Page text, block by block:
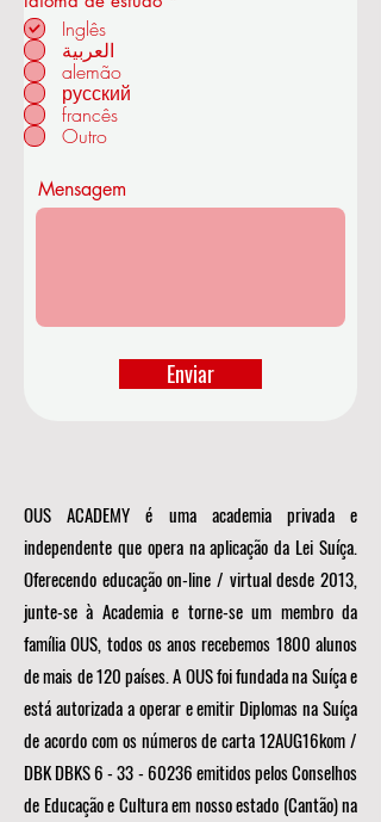
em ZÜRIQUE - SUÍÇA
OUS ACADEMY é uma academia privada e
independente que opera na aplicação da Lei Suíça.
Oferecendo educação on-line / virtual desde 2013,
junte-se à Academia e torne-se um membro da
família OUS, todos os anos recebemos 1800 alunos
de mais de 120 países. A OUS foi fundada na Suíça e
está autorizada a operar e emitir Diplomas na Suíça
de acordo com os números de carta 12AUG16kom /
DBK DBKS6 - 33 - 60236emitidos pelos Conselhos
de Educação e Cultura em nosso estado (Cantão) na
Inglês
العربية
alemão
русский
francês
Outro
Mensagem
Enviar